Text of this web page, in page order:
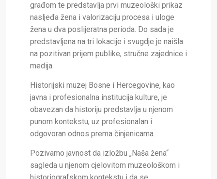
građom te predstavlja prvi muzeološki prikaz
nasljeđa žena i valorizaciju procesa i uloge
žena u dva poslijeratna perioda. Do sada je
predstavljena na tri lokacije i svugdje je naišla
na pozitivan prijem publike, stručne zajednice i
medija.
Historijski muzej Bosne i Hercegovine, kao
javna i profesionalna institucija kulture, je
obavezan da historiju predstavlja u njenom
punom kontekstu, uz profesionalan i
odgovoran odnos prema činjenicama.
Pozivamo javnost da izložbu „Naša žena“
sagleda u njenom cjelovitom muzeološkom i